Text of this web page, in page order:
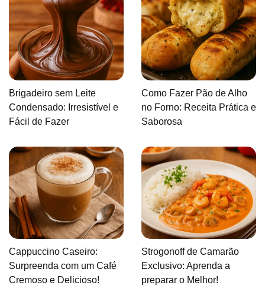
Brigadeiro sem Leite
Condensado: Irresistível e
Fácil de Fazer
Como Fazer Pão de Alho
no Forno: Receita Prática e
Saborosa
Cappuccino Caseiro:
Surpreenda com um Café
Cremoso e Delicioso!
Strogonoff de Camarão
Exclusivo: Aprenda a
preparar o Melhor!